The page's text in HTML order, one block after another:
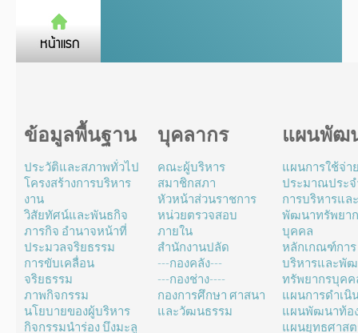
ข้อมูลพื้นฐาน
ประวัติและสภาพทั่วไป
โครงสร้างการบริหาร
งาน
วิสัยทัศน์และพันธกิจ
ภารกิจ อำนาจหน้าที่
ประมวลจริยธรรม
การขับเคลื่อน
จริยธรรม
ภาพกิจกรรม
นโยบายของผู้บริหาร
กิจกรรมนำร่อง บึงมะลู
บุคลากร
คณะผู้บริหาร
สมาชิกสภา
หัวหน้าส่วนราชการ
หน่วยตรวจสอบ
ภายใน
สำนักงานปลัด
---กองคลัง---
---กองช่าง----
กองการศึกษา ศาสนา
และวัฒนธรรม
แผนพัฒ
แผนการใช้จ่า
ประมาณประ
การบริหารแล
พัฒนาทรัพยา
บุคคล
หลักเกณฑ์การ
บริหารและพั
ทรัพยากรบุคค
แผนการดำเนิ
แผนพัฒนาท้อ
แผนยุทธศาส